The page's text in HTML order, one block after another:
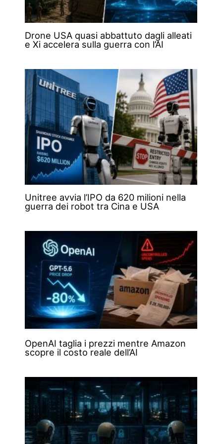
Drone USA quasi abbattuto dagli alleati
e Xi accelera sulla guerra con l’AI
Unitree avvia l’IPO da 620 milioni nella
guerra dei robot tra Cina e USA
OpenAI taglia i prezzi mentre Amazon
scopre il costo reale dell’AI